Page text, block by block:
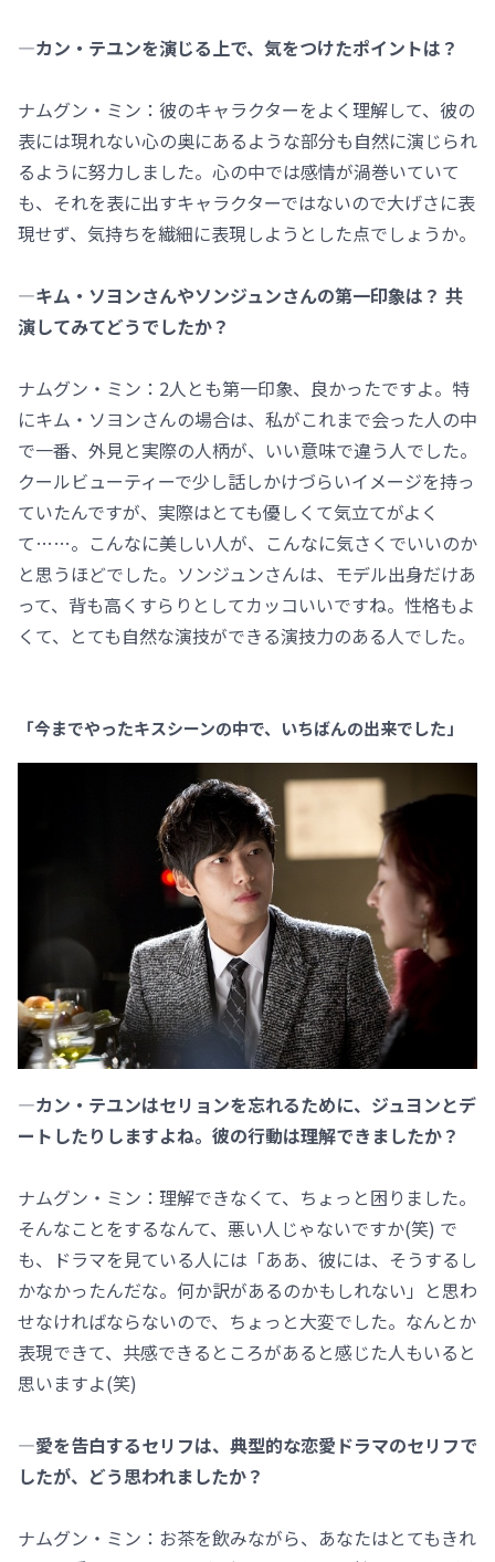
―カン・テユンを演じる上で、気をつけたポイントは？
ナムグン・ミン：彼のキャラクターをよく理解して、彼の
表には現れない心の奥にあるような部分も自然に演じられ
るように努力しました。心の中では感情が渦巻いていて
も、それを表に出すキャラクターではないので大げさに表
現せず、気持ちを繊細に表現しようとした点でしょうか。
―キム・ソヨンさんやソンジュンさんの第一印象は？ 共
演してみてどうでしたか？
ナムグン・ミン：2人とも第一印象、良かったですよ。特
にキム・ソヨンさんの場合は、私がこれまで会った人の中
で一番、外見と実際の人柄が、いい意味で違う人でした。
クールビューティーで少し話しかけづらいイメージを持っ
ていたんですが、実際はとても優しくて気立てがよく
て……。こんなに美しい人が、こんなに気さくでいいのか
と思うほどでした。ソンジュンさんは、モデル出身だけあ
って、背も高くすらりとしてカッコいいですね。性格もよ
くて、とても自然な演技ができる演技力のある人でした。
「今までやったキスシーンの中で、いちばんの出来でした」
―カン・テユンはセリョンを忘れるために、ジュヨンとデ
ートしたりしますよね。彼の行動は理解できましたか？
ナムグン・ミン：理解できなくて、ちょっと困りました。
そんなことをするなんて、悪い人じゃないですか(笑) で
も、ドラマを見ている人には「ああ、彼には、そうするし
かなかったんだな。何か訳があるのかもしれない」と思わ
せなければならないので、ちょっと大変でした。なんとか
表現できて、共感できるところがあると感じた人もいると
思いますよ(笑)
―愛を告白するセリフは、典型的な恋愛ドラマのセリフで
したが、どう思われましたか？
ナムグン・ミン：お茶を飲みながら、あなたはとてもきれ